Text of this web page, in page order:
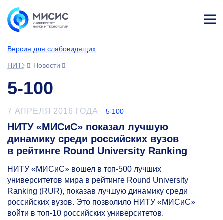
Версия для слабовидящих
НИТУ МИСИС
Новости
5-100
7 АПРЕЛЯ 2016 ГОДА 5-100
НИТУ «МИСиС» показал лучшую
динамику среди российских вузов
в рейтинге Round University Ranking
НИТУ «МИСиС» вошел в топ-500 лучших
университетов мира в рейтинге Round University
Ranking (RUR), показав лучшую динамику среди
российских вузов. Это позволило НИТУ «МИСиС»
войти в топ-10 российских университетов.